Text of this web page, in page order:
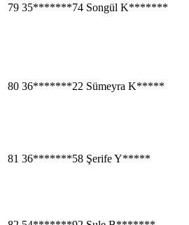
79 35*******74 Songül K*******
80 36*******22 Sümeyra K*****
81 36*******58 Şerife Y*****